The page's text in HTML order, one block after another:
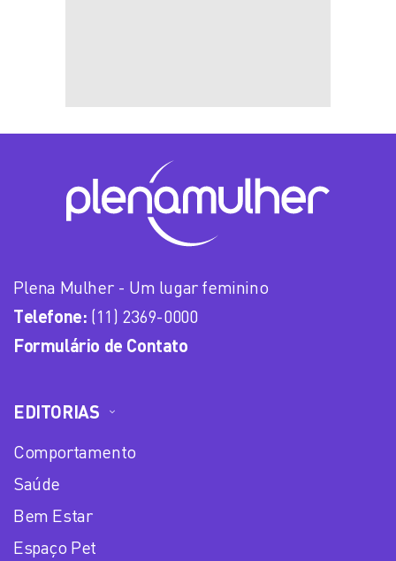
Plena Mulher - Um lugar feminino
Telefone: (11) 2369-0000
Formulário de Contato
EDITORIAS
Comportamento
Saúde
Bem Estar
Espaço Pet